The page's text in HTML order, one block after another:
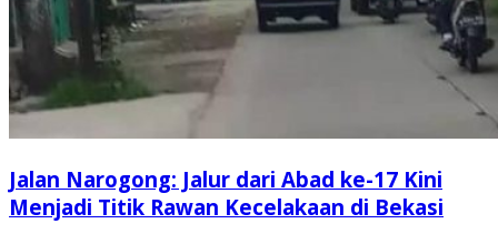
Jalan Narogong: Jalur dari Abad ke-17 Kini
Menjadi Titik Rawan Kecelakaan di Bekasi